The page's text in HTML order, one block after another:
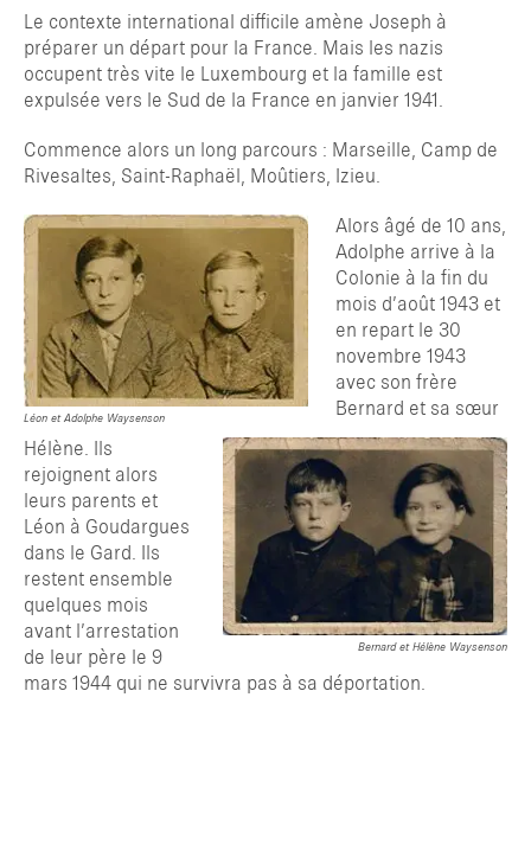
Le contexte international difficile amène Joseph à
préparer un départ pour la France. Mais les nazis
occupent très vite le Luxembourg et la famille est
expulsée vers le Sud de la France en janvier 1941.
Commence alors un long parcours : Marseille, Camp de
Rivesaltes, Saint-Raphaël, Moûtiers, Izieu.
Léon et Adolphe Waysenson
Bernard et Hélène Waysenson
Alors âgé de 10 ans,
Adolphe arrive à la
Colonie à la fin du
mois d’août 1943 et
en repart le 30
novembre 1943
avec son frère
Bernard et sa sœur
Hélène. Ils
rejoignent alors
leurs parents et
Léon à Goudargues
dans le Gard. Ils
restent ensemble
quelques mois
avant l’arrestation
de leur père le 9
mars 1944 qui ne survivra pas à sa déportation.